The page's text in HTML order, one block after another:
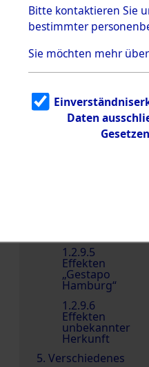
1.2.9.2
Effekten aus
dem KZ
Bayerisches
1.2.9.3
Effekten aus
dem KZ
Neuengamm
1.2.9.5
Effekten
„Gestapo
Hamburg“
1.2.9.6
Effekten
unbekannter
Herkunft
5. Verschiedenes
Bitte kontaktieren Sie
bestimmter
Sie möchten mehr
Daten